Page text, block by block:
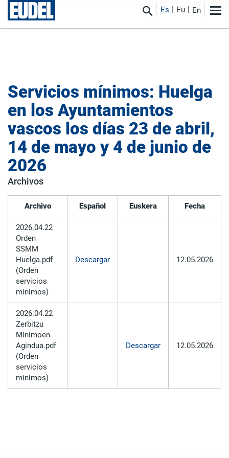
Es Eu En
Servicios mínimos: Huelga
en los Ayuntamientos
vascos los días 23 de abril,
14 de mayo y 4 de junio de
2026
Archivos
Archivo Español Euskera Fecha
2026.04.22
Orden
SSMM
Huelga.pdf
(Orden
servicios
mínimos)
Descargar 12.05.2026
2026.04.22
Zerbitzu
Minimoen
Agindua.pdf
(Orden
servicios
mínimos)
Descargar 12.05.2026